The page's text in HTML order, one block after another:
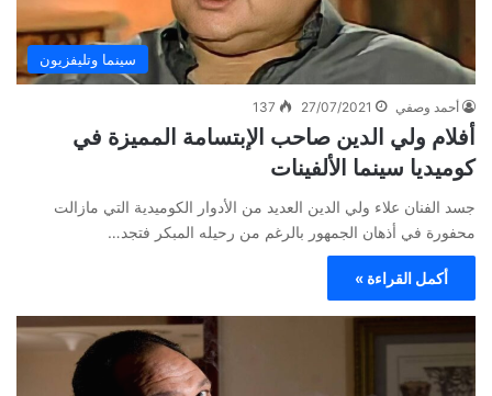
سينما وتليفزيون
أحمد وصفي 27/07/2021
137
أفلام ولي الدين صاحب الإبتسامة المميزة في
كوميديا سينما الألفينات
جسد الفنان علاء ولي الدين العديد من الأدوار الكوميدية التي مازالت
محفورة في أذهان الجمهور بالرغم من رحيله المبكر فتجد…
أكمل القراءة »